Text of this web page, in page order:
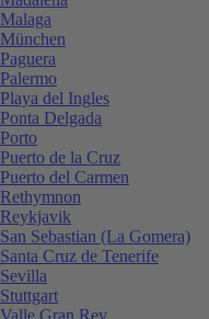
Malaga
München
Paguera
Palermo
Playa del Ingles
Ponta Delgada
Porto
Puerto de la Cruz
Puerto del Carmen
Rethymnon
Reykjavik
San Sebastian (La Gomera)
Santa Cruz de Tenerife
Sevilla
Stuttgart
Valle Gran Rey